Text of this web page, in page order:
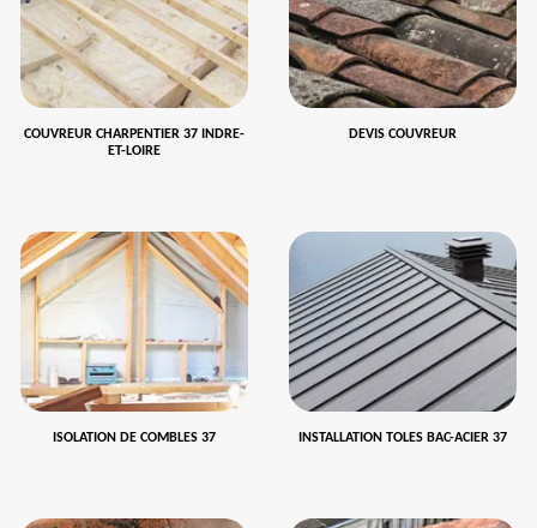
COUVREUR CHARPENTIER 37 INDRE-
ET-LOIRE
DEVIS COUVREUR
ISOLATION DE COMBLES 37 INSTALLATION TOLES BAC-ACIER 37